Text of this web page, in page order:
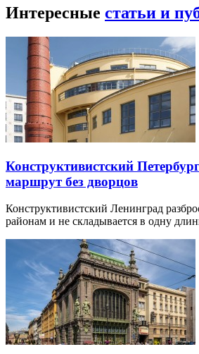
Интересные статьи и
Конструктивистский
маршрут без дворцов
Конструктивистский Ленинград
районам и не складывается в одну